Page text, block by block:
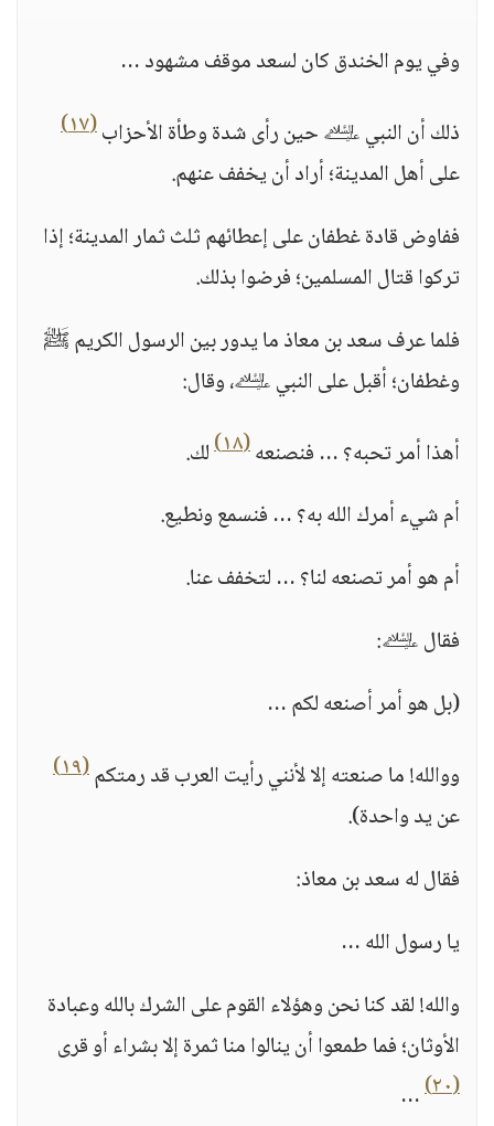
وفي يوم الخندق كان لسعد موقف مشهود …
ذلك أن النبي ﵇ حين رأى شدة وطأة الأحزاب(١٧)
على أهل المدينة؛ أراد أن يخفف عنهم.
ففاوض قادة غطفان على إعطائهم ثلث ثمار المدينة؛ إذا
تركوا قتال المسلمين؛ فرضوا بذلك.
فلما عرف سعد بن معاذ ما يدور بين الرسول الكريم ﷺ
وغطفان؛ أقبل على النبي ﵇، وقال:
أهذا أمر تحبه؟ … فنصنعه(١٨)
لك.
أم شيء أمرك الله به؟ … فنسمع ونطيع.
أم هو أمر تصنعه لنا؟ … لتخفف عنا.
فقال ﵇:
(بل هو أمر أصنعه لكم …
ووالله! ما صنعته إلا لأنني رأيت العرب قد رمتكم(١٩)
عن يد واحدة).
فقال له سعد بن معاذ:
يا رسول الله …
والله! لقد كنا نحن وهؤلاء القوم على الشرك بالله وعبادة
الأوثان؛ فما طمعوا أن ينالوا منا ثمرة إلا بشراء أو قرى
(٢٠)
…